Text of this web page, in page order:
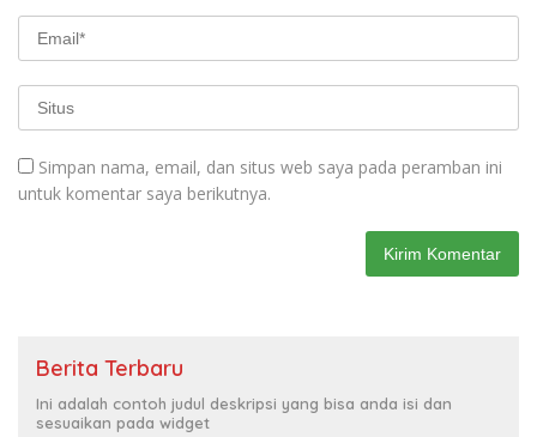
Simpan nama, email, dan situs web saya pada peramban ini
untuk komentar saya berikutnya.
Berita Terbaru
Ini adalah contoh judul deskripsi yang bisa anda isi dan
sesuaikan pada widget